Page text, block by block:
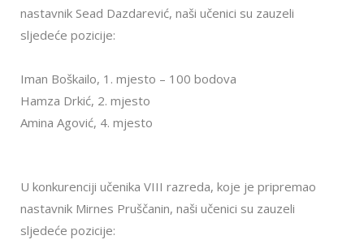
nastavnik Sead Dazdarević, naši učenici su zauzeli
sljedeće pozicije:
Iman Boškailo, 1. mjesto – 100 bodova
Hamza Drkić, 2. mjesto
Amina Agović, 4. mjesto
U konkurenciji učenika VIII razreda, koje je pripremao
nastavnik Mirnes Pruščanin, naši učenici su zauzeli
sljedeće pozicije: